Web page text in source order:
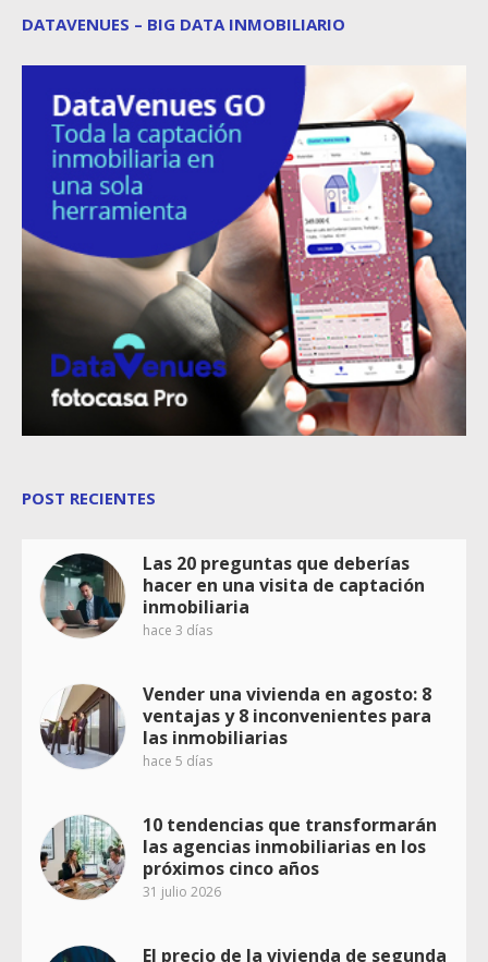
DATAVENUES – BIG DATA INMOBILIARIO
POST RECIENTES
Las 20 preguntas que deberías
hacer en una visita de captación
inmobiliaria
hace 3 días
Vender una vivienda en agosto: 8
ventajas y 8 inconvenientes para
las inmobiliarias
hace 5 días
10 tendencias que transformarán
las agencias inmobiliarias en los
próximos cinco años
31 julio 2026
El precio de la vivienda de segunda